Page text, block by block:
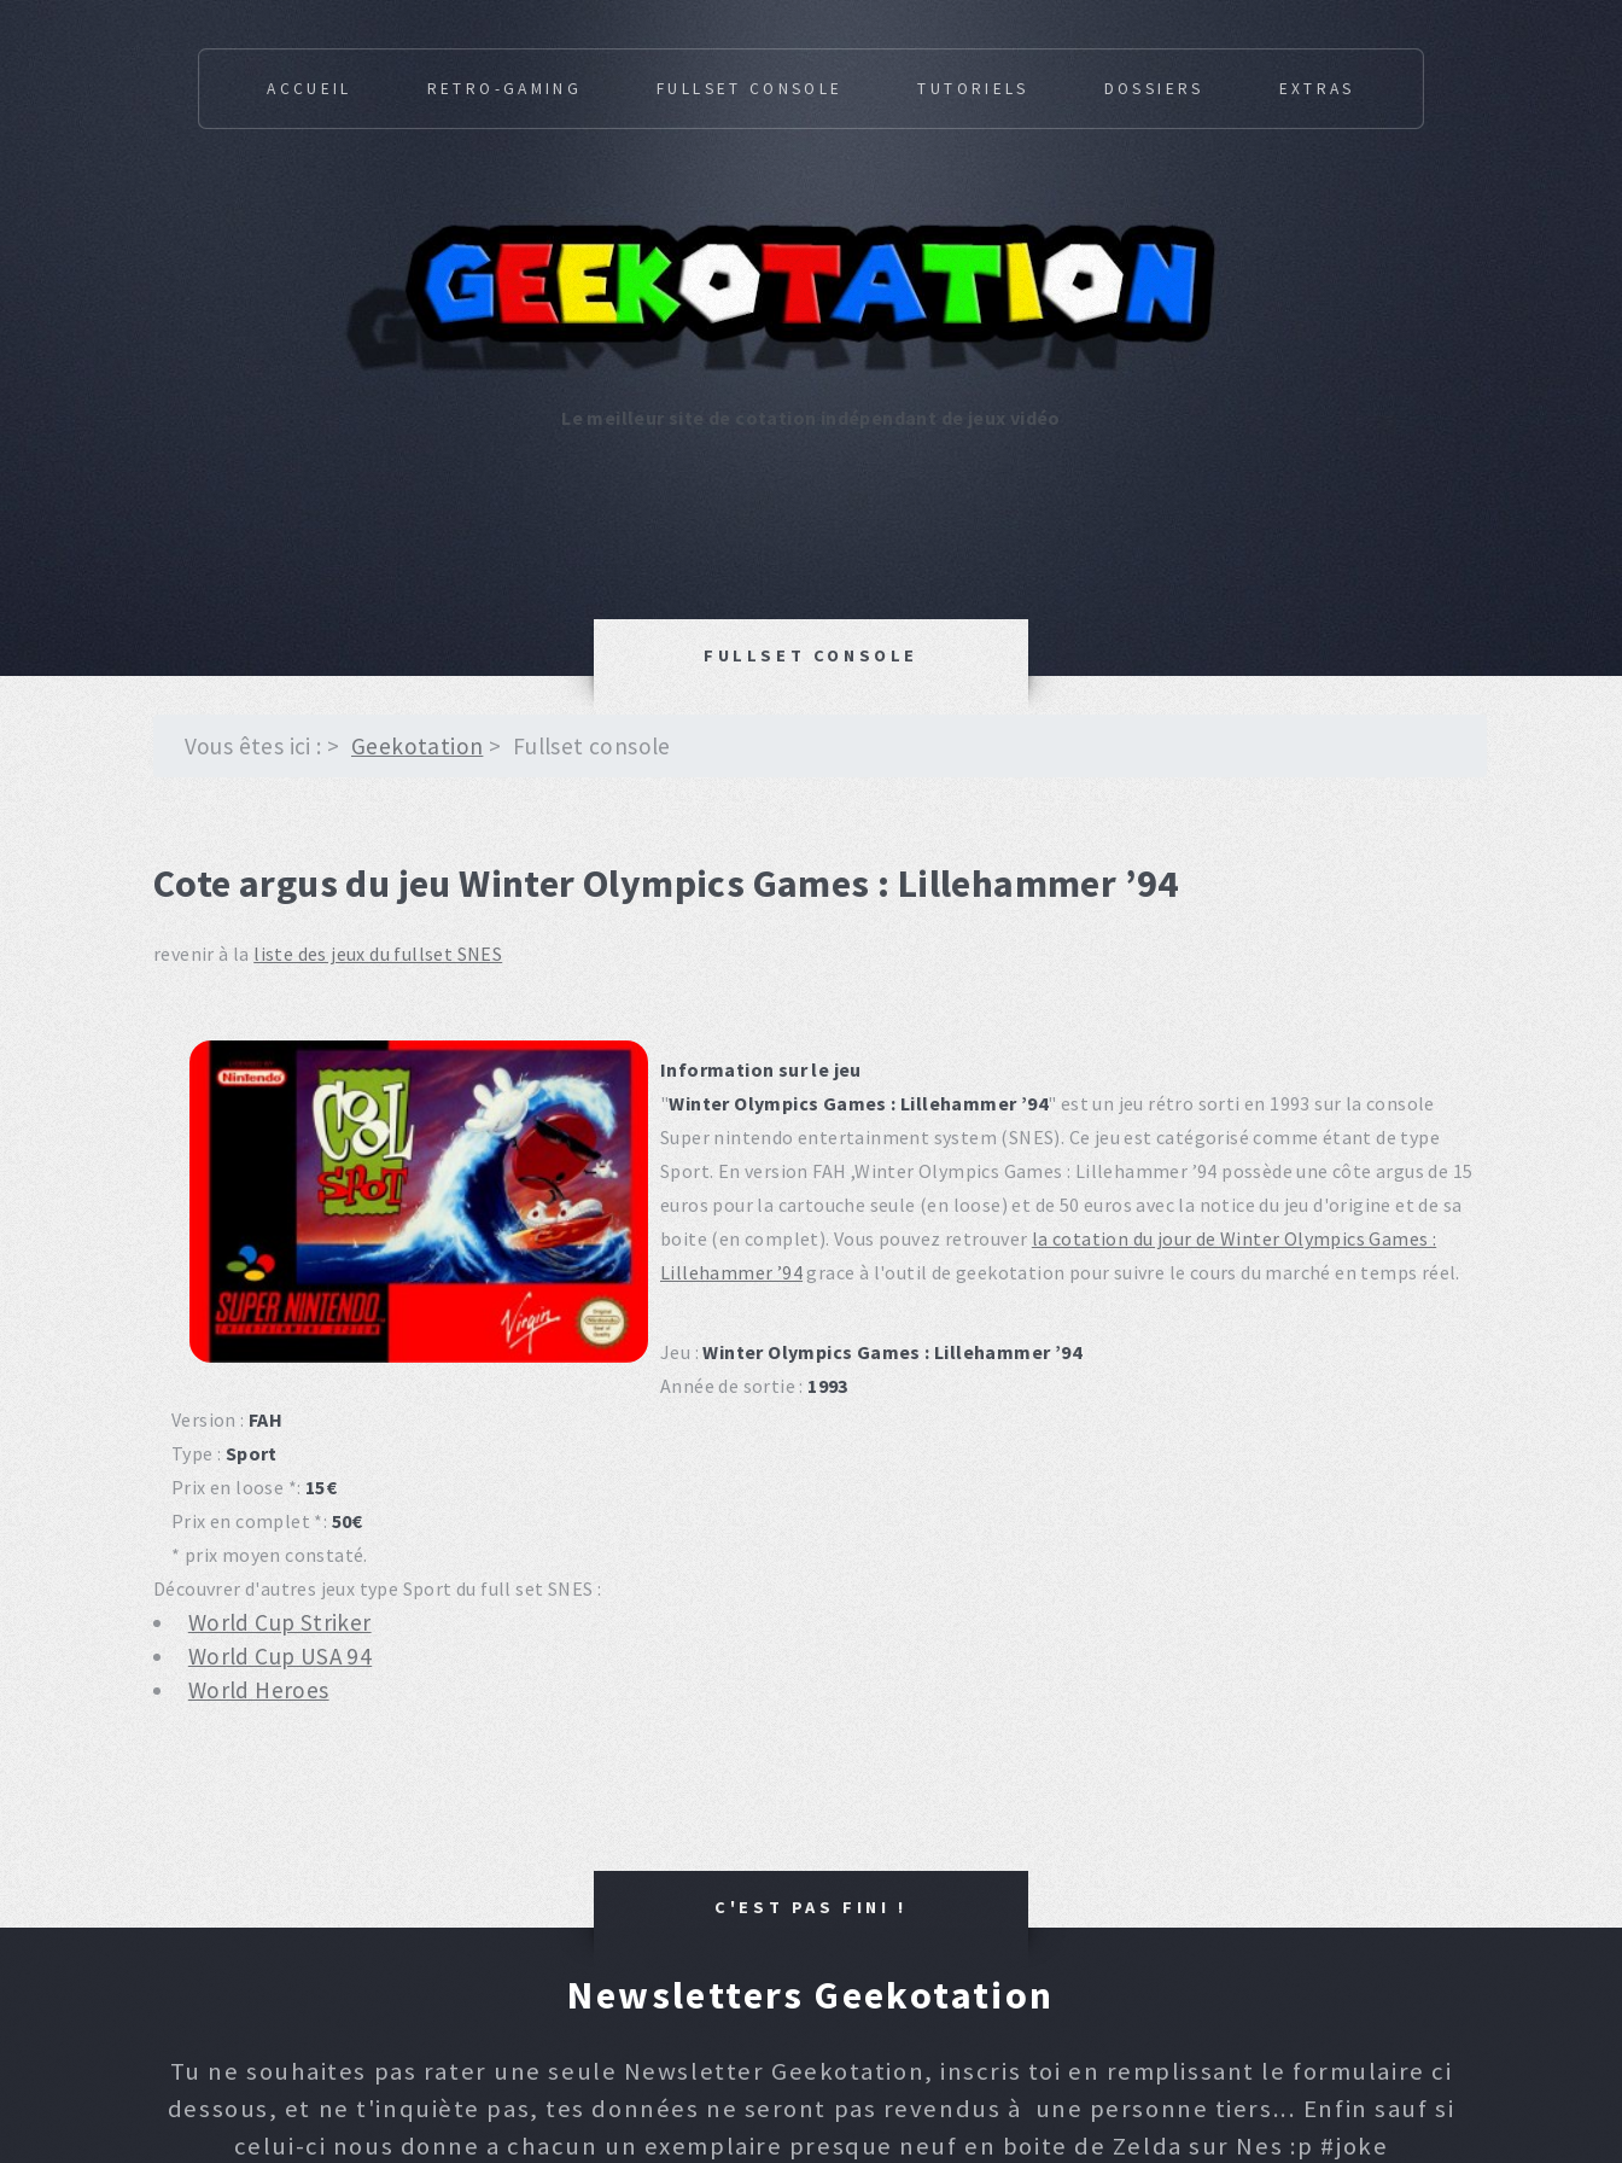
Le meilleur site de cotation indépendant de jeux vidéo
ACCUEIL RETRO-GAMING FULLSET CONSOLE TUTORIELS DOSSIERS EXTRAS
FULLSET CONSOLE
Vous êtes ici : Geekotation Fullset console
Cote argus du jeu Winter Olympics Games : Lillehammer ’94
revenir à la liste des jeux du fullset SNES
Information sur le jeu
"Winter Olympics Games : Lillehammer ’94" est un jeu rétro sorti en 1993 sur la console
Super nintendo entertainment system (SNES). Ce jeu est catégorisé comme étant de type
Sport. En version FAH ,Winter Olympics Games : Lillehammer ’94 possède une côte argus de 15
euros pour la cartouche seule (en loose) et de 50 euros avec la notice du jeu d'origine et de sa
boite (en complet). Vous pouvez retrouver la cotation du jour de Winter Olympics Games :
Lillehammer ’94grace à l'outil de geekotation pour suivre le cours du marché en temps réel.
Jeu :Winter Olympics Games : Lillehammer ’94
Année de sortie : 1993
Version : FAH
Type : Sport
Prix en loose *: 15€
Prix en complet *: 50€
* prix moyen constaté.
Découvrer d'autres jeux type Sport du full set SNES :
World Cup Striker
World Cup USA 94
World Heroes
C'EST PAS FINI !
Newsletters Geekotation
Tu ne souhaites pas rater une seule Newsletter Geekotation, inscris toi en remplissant le formulaire ci
dessous, et ne t'inquiète pas, tes données ne seront pas revendus à une personne tiers... Enfin sauf si
celui-ci nous donne a chacun un exemplaire presque neuf en boite de Zelda sur Nes :p #joke